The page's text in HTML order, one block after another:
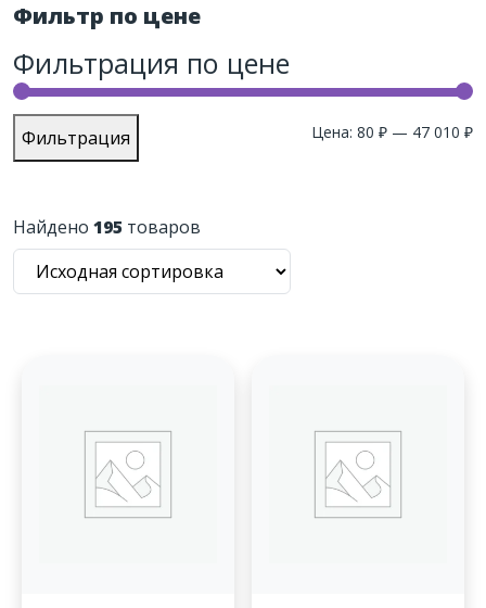
Фильтр по цене
Фильтрация по цене
Фильтрация Цена: 80 ₽ — 47 010 ₽
Найдено 195 товаров